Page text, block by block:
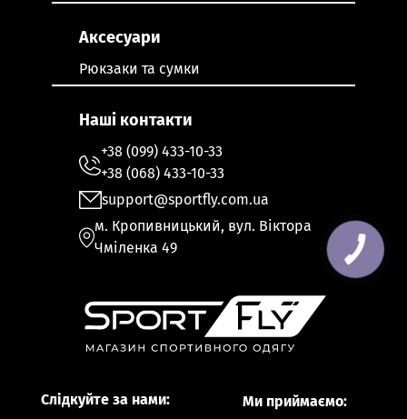
Слідкуйте за нами: Ми приймаємо:
Аксесуари
Рюкзаки та сумки
Наші контакти
+38 (099) 433-10-33
+38 (068) 433-10-33
support@sportfly.com.ua
м. Кропивницький, вул. Віктора
Чміленка 49